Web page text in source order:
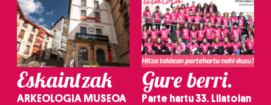
Eskaintzak
ARKEOLOGIA MUSEOA
Gure berri.
Parte hartu 33. Lilatoian